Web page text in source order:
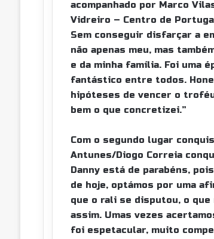
acompanhado por Marco
Vidreiro – Centro de
Sem conseguir disfarçar a
não apenas meu, mas
e da minha família. Foi uma
fantástico entre todos.
hipóteses de vencer o
bem o que concretizei.”
Com o segundo lugar
Antunes/Diogo Correia
Danny está de parabéns,
de hoje, optámos por uma
que o rali se disputou, o que
assim. Umas vezes
foi espetacular, muito